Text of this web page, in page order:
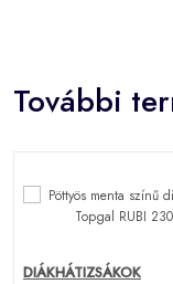
További
DIÁKHÁTIZSÁKOK